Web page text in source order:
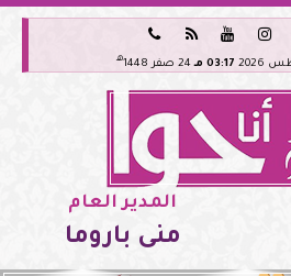




03:17 مـ 24 صفر 1448 هـ
المدير العام
منى باروما